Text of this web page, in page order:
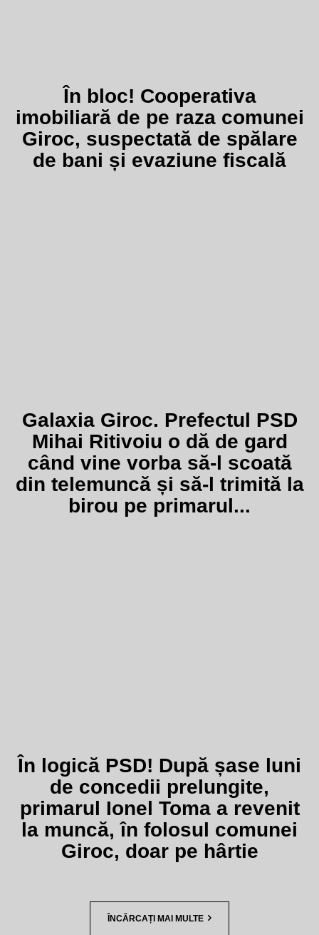
În bloc! Cooperativa
imobiliară de pe raza comunei
Giroc, suspectată de spălare
de bani și evaziune fiscală
Galaxia Giroc. Prefectul PSD
Mihai Ritivoiu o dă de gard
când vine vorba să-l scoată
din telemuncă și să-l trimită la
birou pe primarul...
În logică PSD! După șase luni
de concedii prelungite,
primarul Ionel Toma a revenit
la muncă, în folosul comunei
Giroc, doar pe hârtie
ÎNCĂRCAȚI MAI MULTE